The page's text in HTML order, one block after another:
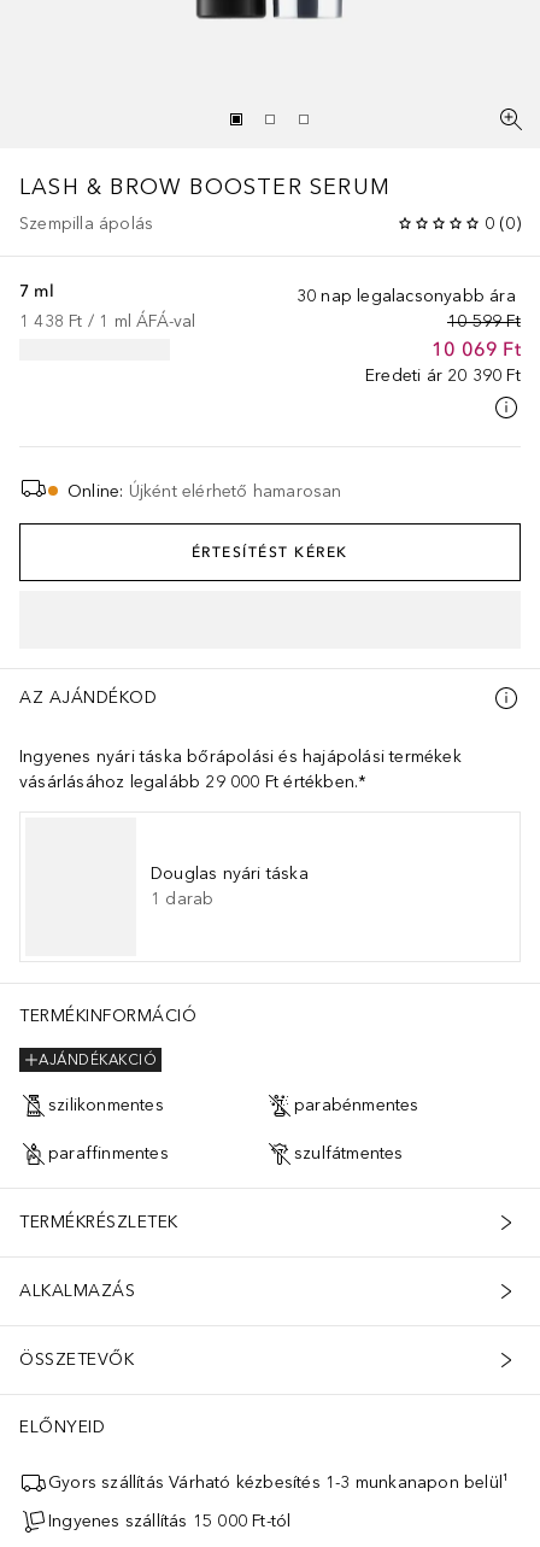
LASH & BROW BOOSTER SERUM
Szempilla ápolás 0 (0)
30 nap legalacsonyabb ára
10 599 Ft
10 069 Ft
Eredeti ár 20 390 Ft
7 ml
1 438 Ft / 1 ml ÁFÁ-val
Online: Újként elérhető hamarosan
ÉRTESÍTÉST KÉREK
AZ AJÁNDÉKOD
Ingyenes nyári táska bőrápolási és hajápolási termékek
vásárlásához legalább 29 000 Ft értékben.*
Douglas nyári táska
1 darab
TERMÉKINFORMÁCIÓ
AJÁNDÉKAKCIÓ
szilikonmentes parabénmentes
paraffinmentes szulfátmentes
TERMÉKRÉSZLETEK
ALKALMAZÁS
ÖSSZETEVŐK
ELŐNYEID
Gyors szállítás Várható kézbesítés 1-3 munkanapon belül¹
Ingyenes szállítás 15 000 Ft-tól